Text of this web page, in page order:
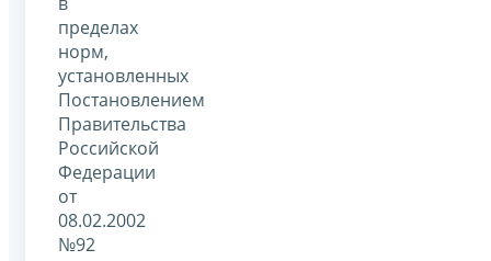
пределах
норм,
установленных
Постановлением
Правительства
Российской
Федерации
от
08.02.2002
№92